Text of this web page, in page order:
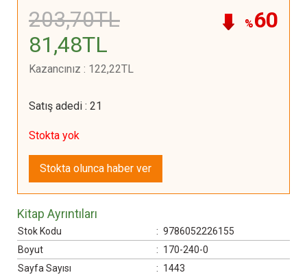
%60
203,70TL
81 ,48TL
Kazancınız : 122,22TL
Satış adedi: 21
Stokta yok
Stokta olunca haber ver
Kitap Ayrıntıları
Stok Kodu : 9786052226155
Boyut
: 170-240-0
Sayfa Sayısı
: 1443